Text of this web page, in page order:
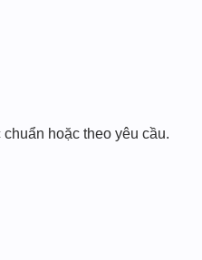
hoặc theo yêu cầu.